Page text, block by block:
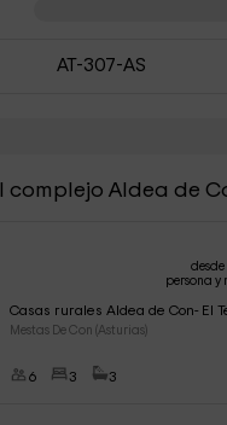
AT-307-AS
complejo Aldea de
desde
persona y
Casas rurales Aldea de Con- El
Mestas De Con (Asturias)
6 3 3